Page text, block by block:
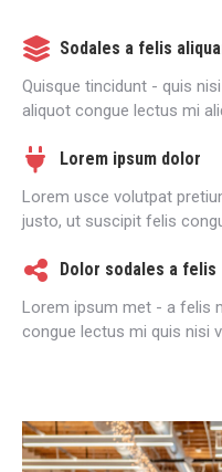
Sodales a felis
Quisque tincidunt - quis
aliquot congue lectus mi
Lorem ipsum dolor
Lorem usce volutpat
justo, ut suscipit felis
Dolor sodales a felis
Lorem ipsum met - a felis
congue lectus mi quis nisi